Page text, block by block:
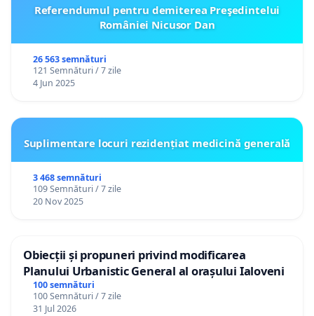
Referendumul pentru demiterea Preşedintelui
României Nicusor Dan
26 563 semnături
121 Semnături / 7 zile
4 Jun 2025
Suplimentare locuri rezidențiat medicină generală
3 468 semnături
109 Semnături / 7 zile
20 Nov 2025
Obiecții și propuneri privind modificarea
Planului Urbanistic General al orașului Ialoveni
100 semnături
100 Semnături / 7 zile
31 Jul 2026